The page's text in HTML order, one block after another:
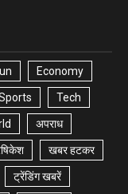
Economy
Tech
अपराध
खबर हटकर
ट्रेंडिंग खबरें